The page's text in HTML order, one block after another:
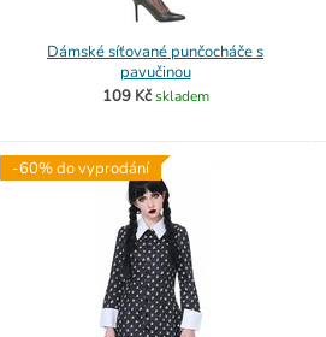
Dámské síťované punčocháče s
pavučinou
109 Kč skladem
-60% do vyprodání